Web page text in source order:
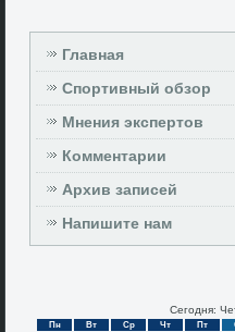
Главная
Спортивный обзор
Мнения экспертов
Комментарии
Архив записей
Напишите нам
Сегодня:
Пн Вт Ср Чт Пт